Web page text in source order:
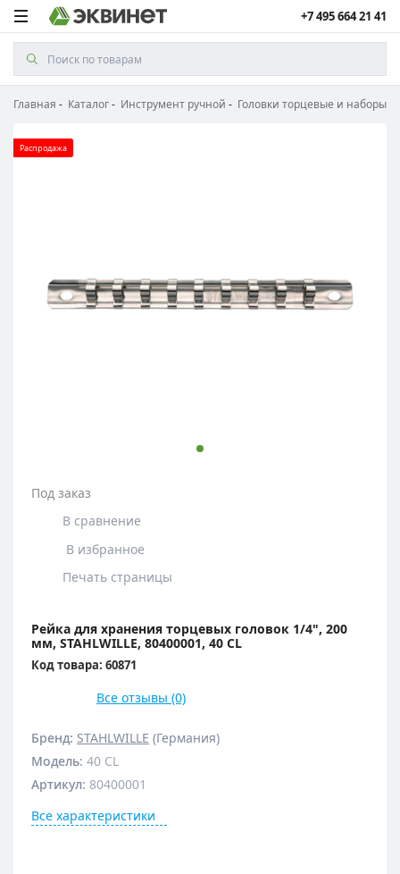
+7 495 664 21 41
Главная Каталог Инструмент ручной Головки торцевые и наборы
Распродажа
Под заказ
В сравнение
В избранное
Печать страницы
Рейка для хранения торцевых головок 1/4", 200
мм, STAHLWILLE, 80400001, 40 CL
Код товара: 60871
Все отзывы (0)
Бренд: STAHLWILLE (Германия)
Модель: 40 CL
Артикул: 80400001
Все характеристики